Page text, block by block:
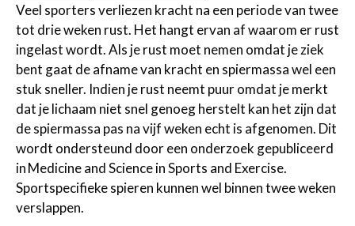
Veel sporters verliezen kracht na een periode van twee
tot drie weken rust. Het hangt ervan af waarom er rust
ingelast wordt. Als je rust moet nemen omdat je ziek
bent gaat de afname van kracht en spiermassa wel een
stuk sneller. Indien je rust neemt puur omdat je merkt
dat je lichaam niet snel genoeg herstelt kan het zijn dat
de spiermassa pas na vijf weken echt is afgenomen. Dit
wordt ondersteund door een onderzoek gepubliceerd
in Medicine and Science in Sports and Exercise.
Sportspecifieke spieren kunnen wel binnen twee weken
verslappen.